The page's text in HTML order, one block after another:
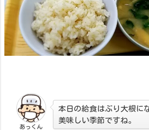
あっくん
本日の給食はぶり大根に
美味しい季節ですね。